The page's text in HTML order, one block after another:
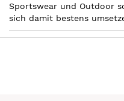
Sportswear und Outdoor
sich damit bestens